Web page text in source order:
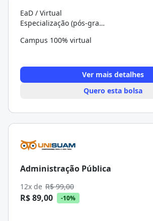
EaD / Virtual
Especialização (pós-graduação)
Campus 100% virtual
Ver mais detalhes
Quero esta bolsa
Administração Pública
12x de R$ 99,00
R$ 89,00 -10%